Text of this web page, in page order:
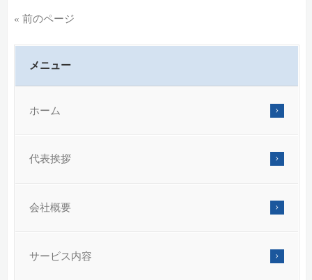
« 前のページ
メニュー
ホーム
代表挨拶
会社概要
サービス内容